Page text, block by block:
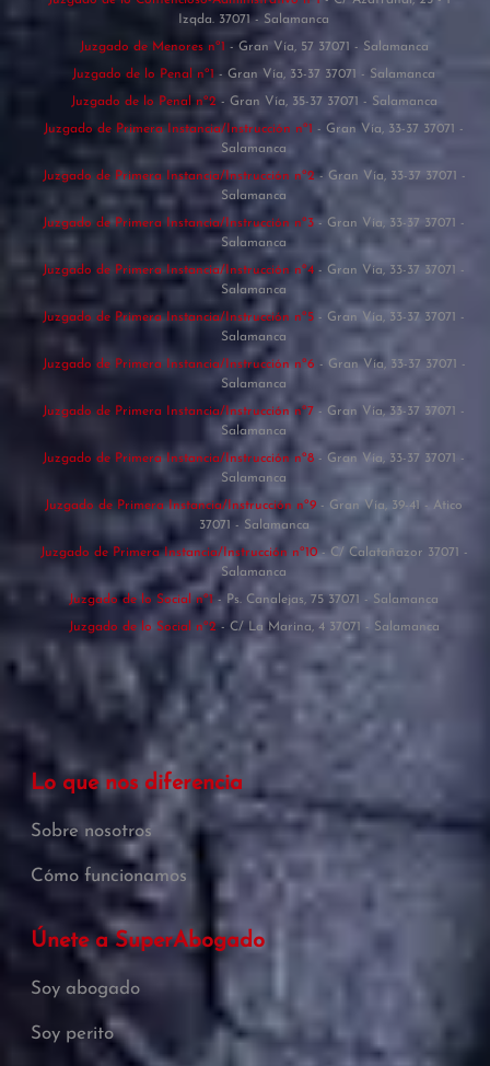
Izqda. 37071 - Salamanca
Juzgado de Menores nº1 - Gran Vía, 57 37071 - Salamanca
Juzgado de lo Penal nº1 - Gran Vía, 33-37 37071 - Salamanca
Juzgado de lo Penal nº2 - Gran Vía, 35-37 37071 - Salamanca
Juzgado de Primera Instancia/Instrucción nº1 - Gran Vía, 33-37 37071 -
Salamanca
Juzgado de Primera Instancia/Instrucción nº2- Gran Vía, 33-37 37071 -
Salamanca
Juzgado de Primera Instancia/Instrucción nº3 - Gran Vía, 33-37 37071 -
Salamanca
Juzgado de Primera Instancia/Instrucción nº4 - Gran Vía, 33-37 37071 -
Salamanca
Juzgado de Primera Instancia/Instrucción nº5 - Gran Vía, 33-37 37071 -
Salamanca
Juzgado de Primera Instancia/Instrucción nº6 - Gran Vía, 33-37 37071 -
Salamanca
Juzgado de Primera Instancia/Instrucción nº7 - Gran Vía, 33-37 37071 -
Salamanca
Juzgado de Primera Instancia/Instrucción nº8 - Gran Vía, 33-37 37071 -
Salamanca
Juzgado de Primera Instancia/Instrucción nº9 - Gran Vía, 39-41 - Atico
37071 - Salamanca
Juzgado de Primera Instancia/Instrucción nº10- C/ Calatañazor 37071 -
Salamanca
Juzgado de lo Social nº1 - Ps. Canalejas, 75 37071 - Salamanca
Juzgado de lo Social nº2- C/ La Marina, 4 37071 - Salamanca
Lo que nos diferencia
Sobre nosotros
Cómo funcionamos
Únete a SuperAbogado
Soy abogado
Soy perito